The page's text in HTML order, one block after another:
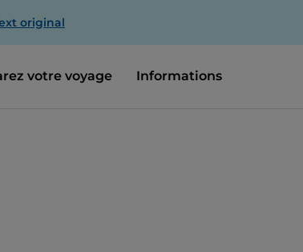
original
votre voyage Informations